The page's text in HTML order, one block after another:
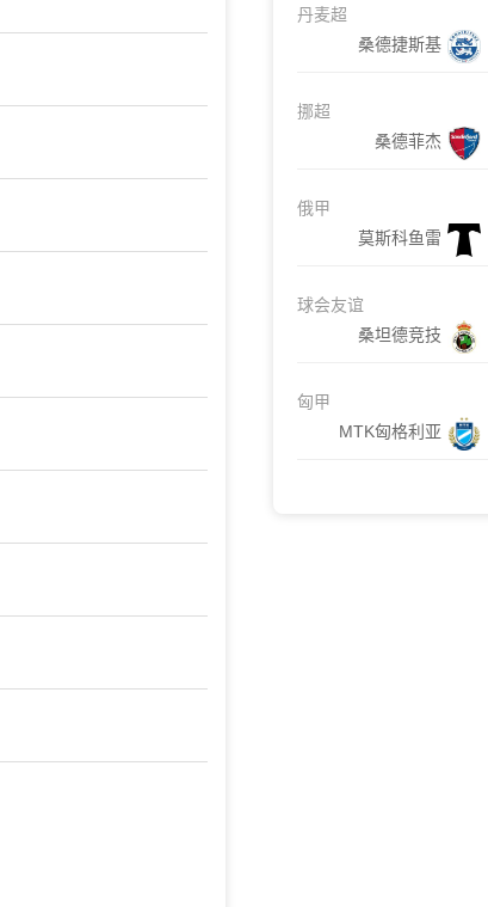
丹麦超
桑德捷斯基
挪超
桑德菲杰
俄甲
莫斯科鱼雷
球会友谊
桑坦德竞技
匈甲
MTK匈格利亚